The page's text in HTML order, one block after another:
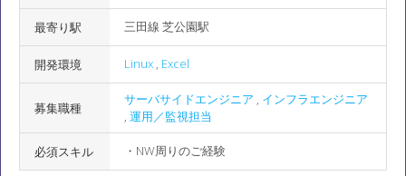
最寄り駅 三田線 芝公園駅
開発環境 Linux , Excel
募集職種
サーバサイドエンジニア , インフラエンジニア
, 運用／監視担当
必須スキル ・NW周りのご経験